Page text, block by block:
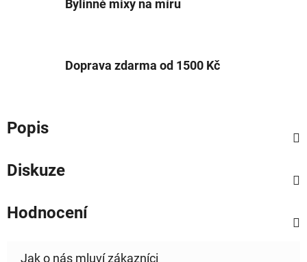
Bylinné mixy na míru
Doprava zdarma od 1500 Kč
Popis
Diskuze
Hodnocení